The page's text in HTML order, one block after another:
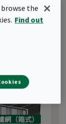
，HEPA和
品質問題和經濟
室內的病毒外
網（箱式）
the
Find out